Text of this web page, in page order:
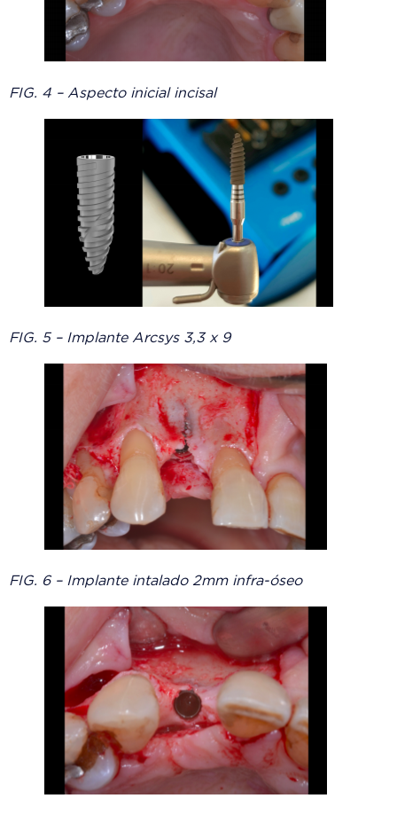
FIG. 4 – Aspecto inicial incisal
FIG. 5 – Implante Arcsys 3,3 x 9
FIG. 6 – Implante intalado 2mm infra-óseo